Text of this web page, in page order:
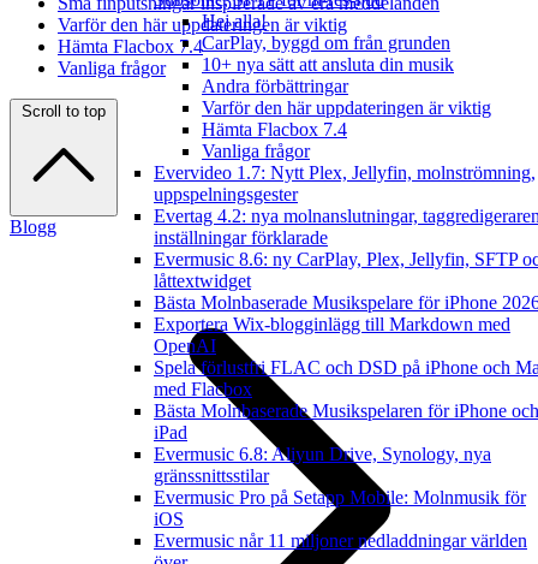
Hej alla!
CarPlay, byggd om från grunden
10+ nya sätt att ansluta din musik
Andra förbättringar
Varför den här uppdateringen är viktig
Hämta Flacbox 7.4
Vanliga frågor
Evervideo 1.7: Nytt Plex, Jellyfin, molnströmning,
uppspelningsgester
Evertag 4.2: nya molnanslutningar,
inställningar förklarade
Evermusic 8.6: ny CarPlay, Plex, Jellyfin, SFTP
låttextwidget
Bästa Molnbaserade Musikspelare för iPhone
Exportera Wix-blogginlägg till Markdown med
OpenAI
Spela förlustfri FLAC och DSD på iPhone och
med Flacbox
Bästa Molnbaserade Musikspelaren för iPhone och
iPad
Evermusic 6.8: Aliyun Drive, Synology, nya
gränssnittsstilar
Evermusic Pro på Setapp Mobile: Molnmusik för
iOS
Evermusic når 11 miljoner nedladdningar världen
Varför den här uppdateringen är viktig
Hämta Flacbox 7.4
Vanliga frågor
Scroll to top
Blogg